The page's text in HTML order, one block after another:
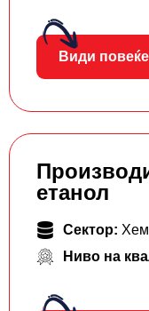
Види повеќе
етанол
Сектор:
Ниво на